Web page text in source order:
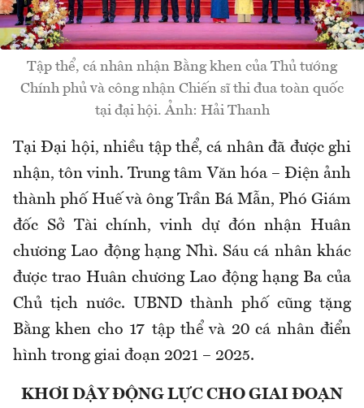
Tập thể, cá nhân nhận Bằng khen của Thủ tướng
Chính phủ và công nhận Chiến sĩ thi đua toàn quốc
tại đại hội. Ảnh: Hải Thanh
Tại Đại hội, nhiều tập thể, cá nhân đã được ghi
nhận, tôn vinh. Trung tâm Văn hóa – Điện ảnh
thành phố Huế và ông Trần Bá Mẫn, Phó Giám
đốc Sở Tài chính, vinh dự đón nhận Huân
chương Lao động hạng Nhì. Sáu cá nhân khác
được trao Huân chương Lao động hạng Ba của
Chủ tịch nước. UBND thành phố cũng tặng
Bằng khen cho 17 tập thể và 20 cá nhân điển
hình trong giai đoạn 2021 – 2025.
KHƠI DẬY ĐỘNG LỰC CHO GIAI ĐOẠN